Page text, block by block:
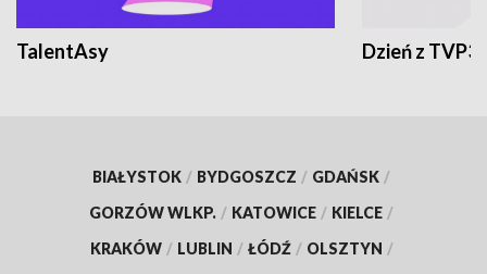
TalentAsy Dzień z TVP3
BIAŁYSTOK / BYDGOSZCZ / GDAŃSK /
GORZÓW WLKP. / KATOWICE / KIELCE /
KRAKÓW / LUBLIN / ŁÓDŹ / OLSZTYN /